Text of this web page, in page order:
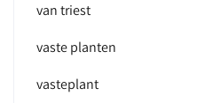
van triest
vaste planten
vasteplant